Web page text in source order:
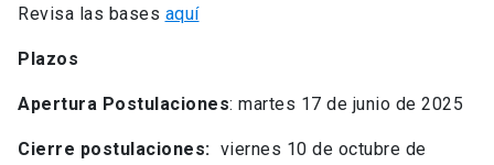
Revisa las bases aquí
Plazos
Apertura Postulaciones: martes 17 de junio de 2025
Cierre postulaciones: viernes 10 de octubre de